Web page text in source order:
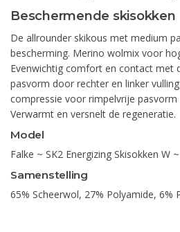
Beschermende skisokken
De allrounder skikous met medium
bescherming. Merino wolmix voor
Evenwichtig comfort en contact met
pasvorm door rechter en linker
compressie voor rimpelvrije pasvorm
Verwarmt en versnelt de regeneratie.
Model
Falke ~ SK2 Energizing Skisokken W
Samenstelling
65% Scheerwol, 27% Polyamide, 6%